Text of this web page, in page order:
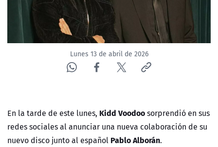
CORPORATIVO Y TRANSPARENCIA
CANAL DE DENUNCIAS
ÁREA DE PROYECTOS
Lunes 13 de abril de 2026
En la tarde de este lunes, Kidd Voodoosorprendió en sus
redes sociales al anunciar una nueva colaboración de su
nuevo disco junto al español Pablo Alborán.